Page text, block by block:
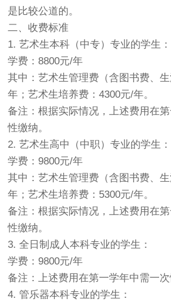
是比较公道的。
二、收费标准
1. 艺术生本科（中专）专业的学生：
学费：8800元/年
其中：艺术生管理费（含图书费、
年；艺术生培养费：4300元/年。
备注：根据实际情况，上述费用在
性缴纳。
2. 艺术生高中（中职）专业的学生：
学费：9800元/年
其中：艺术生管理费（含图书费、
年；艺术生培养费：5300元/年。
备注：根据实际情况，上述费用在
性缴纳。
3. 全日制成人本科专业的学生：
学费：9800元/年
备注：上述费用在第一学年中需一次
4. 管乐器本科专业的学生：